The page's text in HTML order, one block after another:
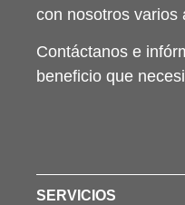
con nosotros varios
Contáctanos e
beneficio que
SERVICIOS